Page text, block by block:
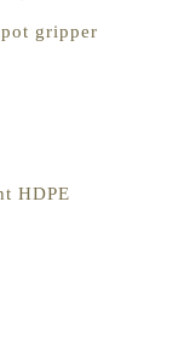
gripper
HDPE